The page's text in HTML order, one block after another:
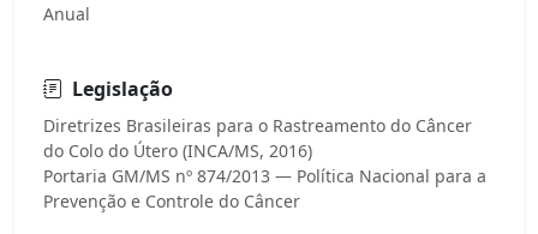
Anual
Legislação
Diretrizes Brasileiras para o Rastreamento do Câncer
do Colo do Útero (INCA/MS, 2016)
Portaria GM/MS nº 874/2013 — Política Nacional para a